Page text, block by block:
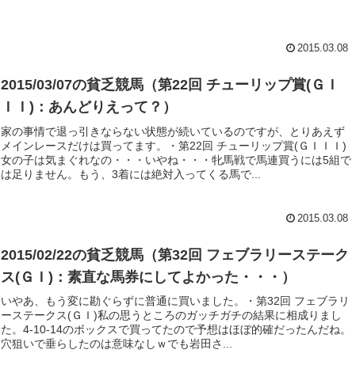
2015.03.08
2015/03/07の貧乏競馬（第22回 チューリップ賞(ＧＩ
ＩＩ)：あんどりえって？）
家の事情で退っ引きならない状態が続いているのですが、とりあえず
メインレースだけは買ってます。・第22回 チューリップ賞(ＧＩＩＩ)
女の子は気まぐれなの・・・いやね・・・牝馬戦で馬連買うには5組で
は足りません。もう、3着には絶対入ってくる馬で...
2015.03.08
2015/02/22の貧乏競馬（第32回 フェブラリーステーク
ス(ＧＩ)：素直な馬券にしてよかった・・・）
いやあ、もう変に勘ぐらずに普通に買いました。・第32回 フェブラリ
ーステークス(ＧＩ)私の思うところのガッチガチの結果に相成りまし
た。4-10-14のボックスで買ってたので予想はほぼ的確だったんだね。
穴狙いで垂らしたのは意味なしｗでも岩田さ...